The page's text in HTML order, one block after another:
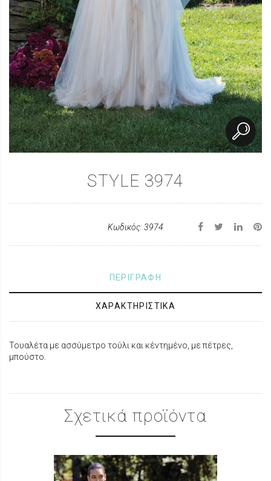
STYLE 3974
Κωδικός: 3974
ΠΕΡΙΓΡΑΦΗ
ΧΑΡΑΚΤΗΡΙΣΤΙΚΑ
Τουαλέτα με ασσύμετρο τούλι και κέντημένο, με πέτρες,
μπούστο.
Σχετικά προϊόντα